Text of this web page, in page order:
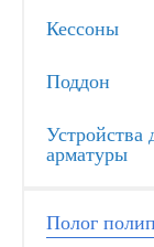
Кессоны
Поддон
Устройства
арматуры
Полог